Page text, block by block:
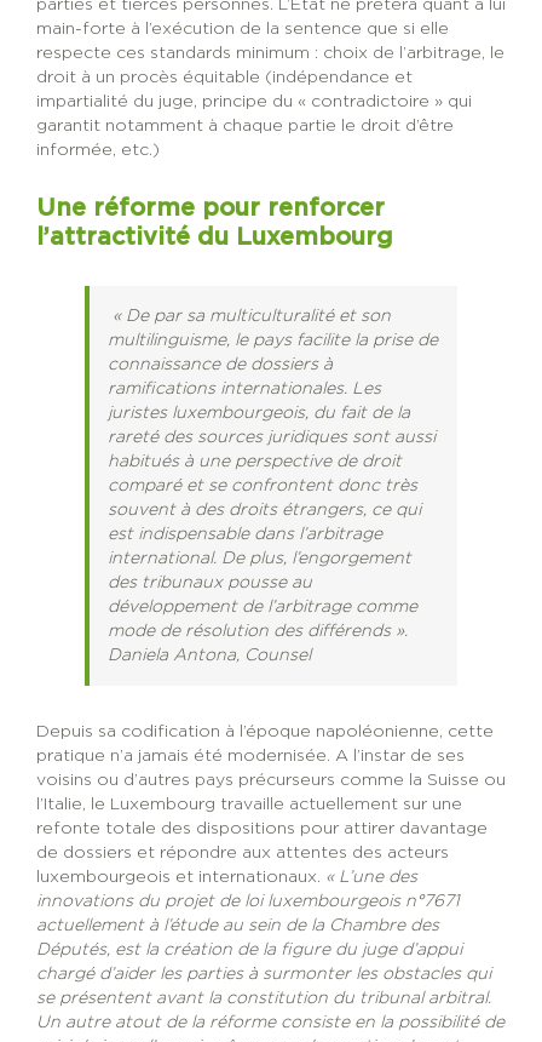
parties et tierces personnes. L’État ne prêtera quant à lui
main-forte à l’exécution de la sentence que si elle
respecte ces standards minimum : choix de l’arbitrage, le
droit à un procès équitable (indépendance et
impartialité du juge, principe du « contradictoire » qui
garantit notamment à chaque partie le droit d’être
informée, etc.)
Une réforme pour renforcer
l’attractivité du Luxembourg
« De par sa multiculturalité et son
multilinguisme, le pays facilite la prise de
connaissance de dossiers à
ramifications internationales. Les
juristes luxembourgeois, du fait de la
rareté des sources juridiques sont aussi
habitués à une perspective de droit
comparé et se confrontent donc très
souvent à des droits étrangers, ce qui
est indispensable dans l’arbitrage
international. De plus, l’engorgement
des tribunaux pousse au
développement de l’arbitrage comme
mode de résolution des différends ».
Daniela Antona, Counsel
Depuis sa codification à l’époque napoléonienne, cette
pratique n’a jamais été modernisée. A l’instar de ses
voisins ou d’autres pays précurseurs comme la Suisse ou
l’Italie, le Luxembourg travaille actuellement sur une
refonte totale des dispositions pour attirer davantage
de dossiers et répondre aux attentes des acteurs
luxembourgeois et internationaux. « L’une des
innovations du projet de loi luxembourgeois n°7671
actuellement à l’étude au sein de la Chambre des
Députés, est la création de la figure du juge d’appui
chargé d’aider les parties à surmonter les obstacles qui
se présentent avant la constitution du tribunal arbitral.
Un autre atout de la réforme consiste en la possibilité de